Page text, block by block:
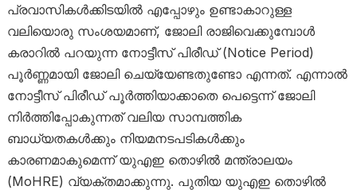
പ്രവാസികൾക്കിടയിൽ എപ്പോഴും ഉണ്ടാകാറുള്ള
വലിയൊരു സംശയമാണ്, ജോലി രാജിവെക്കുമ്പോൾ
കരാറിൽ പറയുന്ന നോട്ടീസ് പിരീഡ് (Notice Period)
പൂർണ്ണമായി ജോലി ചെയ്യേണ്ടതുണ്ടോ എന്നത്. എന്നാൽ
നോട്ടീസ് പിരീഡ് പൂർത്തിയാക്കാതെ പെട്ടെന്ന് ജോലി
നിർത്തിപ്പോകുന്നത് വലിയ സാമ്പത്തിക
ബാധ്യതകൾക്കും നിയമനടപടികൾക്കും
കാരണമാകുമെന്ന് യുഎഇ തൊഴിൽ മന്ത്രാലയം
(MoHRE) വ്യക്തമാക്കുന്നു. പുതിയ യുഎഇ തൊഴിൽ